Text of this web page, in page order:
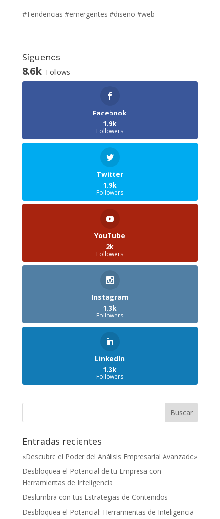
#Tendencias #emergentes #diseño #web
Síguenos
8.6k Follows
Facebook
1.9k
Followers
Twitter
1.9k
Followers
YouTube
2k
Followers
Instagram
1.3k
Followers
LinkedIn
1.3k
Followers
Entradas recientes
«Descubre el Poder del Análisis Empresarial Avanzado»
Desbloquea el Potencial de tu Empresa con
Herramientas de Inteligencia
Deslumbra con tus Estrategias de Contenidos
Desbloquea el Potencial: Herramientas de Inteligencia